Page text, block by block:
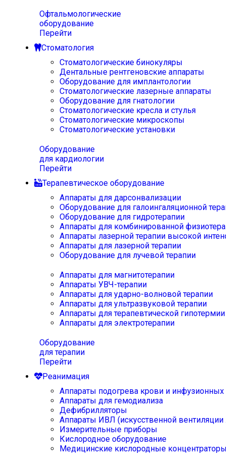
Офтальмологические
оборудование
Перейти
Стоматология
Стоматологические бинокуляры
Дентальные рентгеновские аппараты
Оборудование для имплантологии
Стоматологические лазерные аппараты
Оборудование для гнатологии
Стоматологические кресла и стулья
Стоматологические микроскопы
Стоматологические установки
Оборудование
для кардиологии
Перейти
Терапевтическое оборудование
Аппараты для дарсонвализации
Оборудование для галоингаляционной
Оборудование для гидротерапии
Аппараты для комбинированной
Аппараты лазерной терапии высокой
Аппараты для лазерной терапии
Оборудование для лучевой терапии
Аппараты для магнитотерапии
Аппараты УВЧ-терапии
Аппараты для ударно-волновой терапии
Аппараты для ультразвуковой терапии
Аппараты для терапевтической
Аппараты для электротерапии
Оборудование
для терапии
Перейти
Реанимация
Аппараты подогрева крови и инфузионных
Аппараты для гемодиализа
Дефибрилляторы
Аппараты ИВЛ (искусственной вентиляции
Измерительные приборы
Кислородное оборудование
Медицинские кислородные